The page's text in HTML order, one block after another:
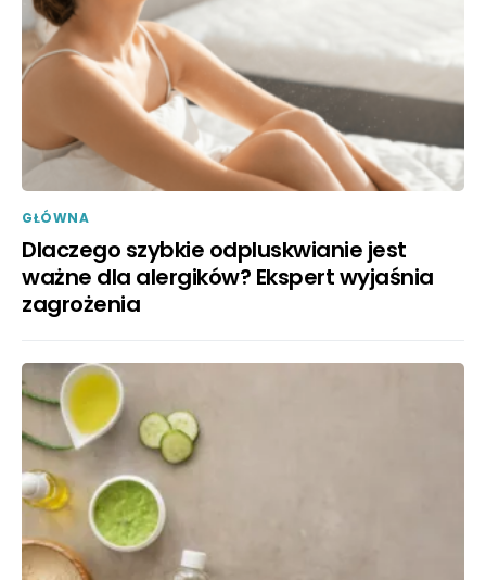
GŁÓWNA
Dlaczego szybkie odpluskwianie jest
ważne dla alergików? Ekspert wyjaśnia
zagrożenia